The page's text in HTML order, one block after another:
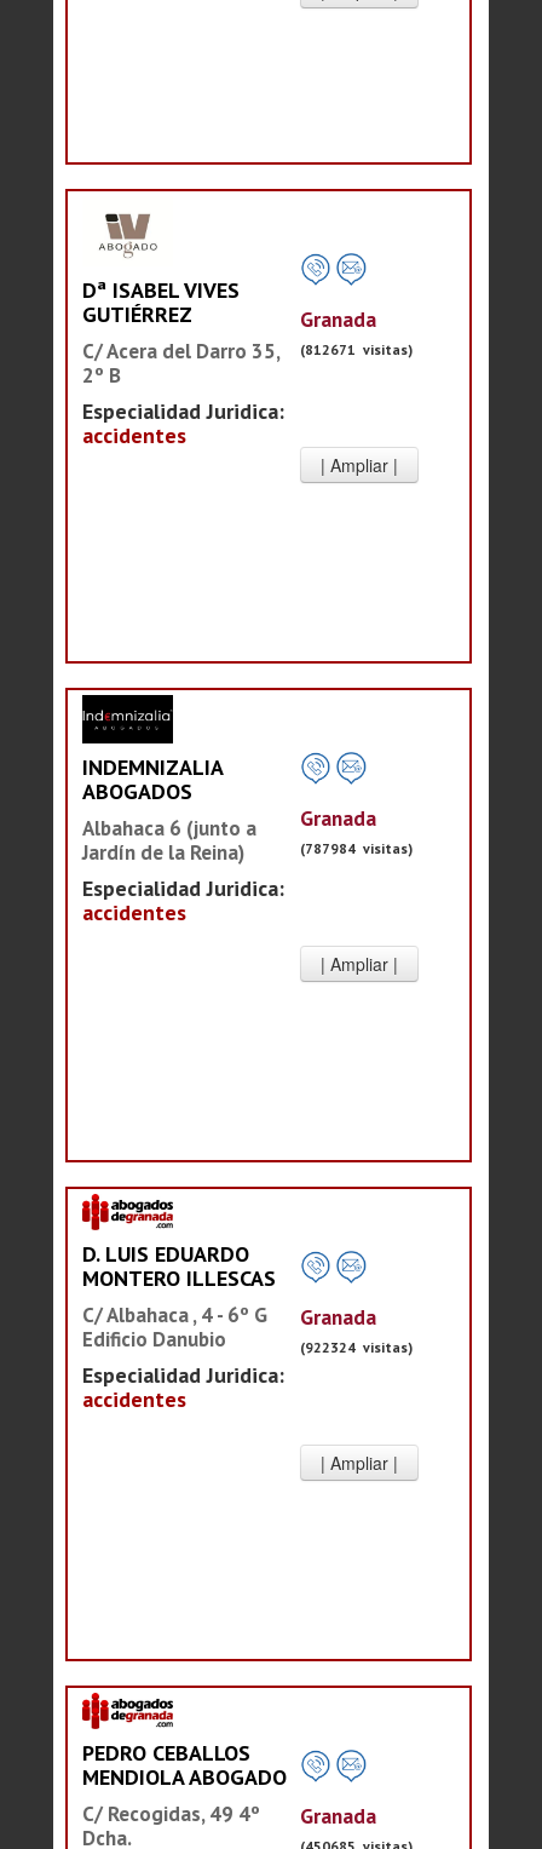
Dª ISABEL VIVES
GUTIÉRREZ
C/ Acera del Darro 35,
2º B
Especialidad Juridica:
accidentes
Granada
(812671 visitas)
INDEMNIZALIA
ABOGADOS
Albahaca 6 (junto a
Jardín de la Reina)
Especialidad Juridica:
accidentes
Granada
(787984 visitas)
D. LUIS EDUARDO
MONTERO ILLESCAS
C/ Albahaca , 4 - 6º G
Edificio Danubio
Especialidad Juridica:
accidentes
Granada
(922324 visitas)
PEDRO CEBALLOS
MENDIOLA ABOGADO
C/ Recogidas, 49 4º
Dcha.
Granada